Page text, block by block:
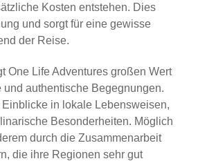
Kosten entstehen. Dies
und sorgt für eine gewisse
der Reise.
One Life Adventures großen Wert
authentische Begegnungen.
in lokale Lebensweisen,
Besonderheiten. Möglich
durch die Zusammenarbeit
die ihre Regionen sehr gut